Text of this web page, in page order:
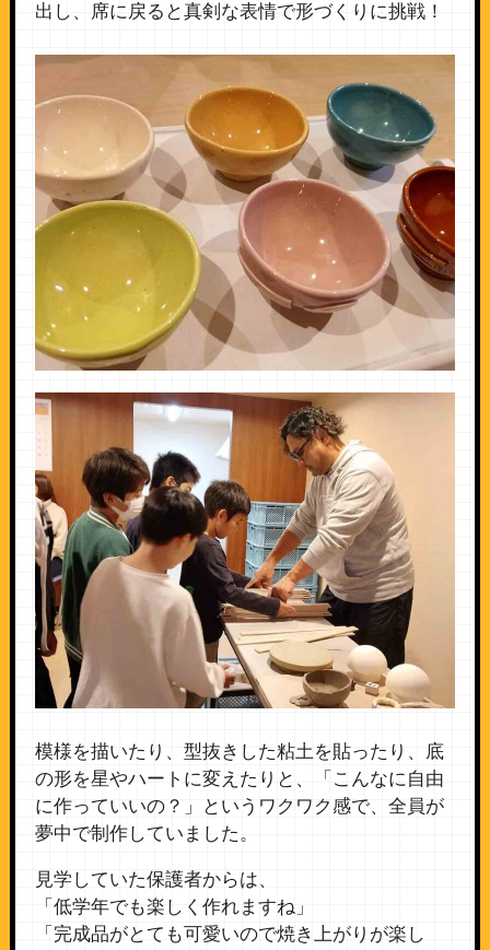
出し、席に戻ると真剣な表情で形づくりに挑戦！
模様を描いたり、型抜きした粘土を貼ったり、底
の形を星やハートに変えたりと、「こんなに自由
に作っていいの？」というワクワク感で、全員が
夢中で制作していました。
見学していた保護者からは、
「低学年でも楽しく作れますね」
「完成品がとても可愛いので焼き上がりが楽し